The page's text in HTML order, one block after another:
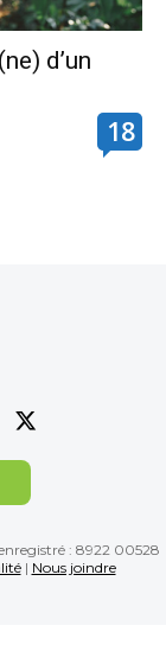
d’un
18
: 8922 00528
| Nous joindre